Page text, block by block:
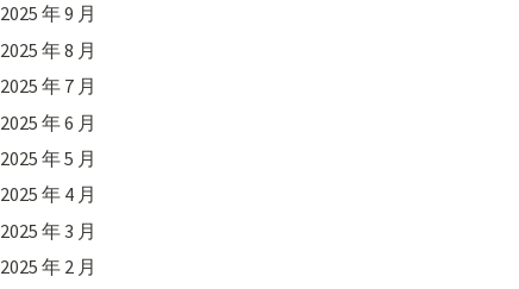
2025 年 9 月
2025 年 8 月
2025 年 7 月
2025 年 6 月
2025 年 5 月
2025 年 4 月
2025 年 3 月
2025 年 2 月